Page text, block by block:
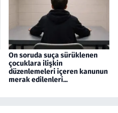
On soruda suça sürüklenen
çocuklara ilişkin
düzenlemeleri içeren kanunun
merak edilenleri...